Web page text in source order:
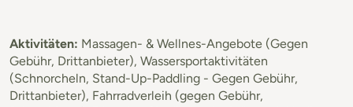
Aktivitäten: Massagen- & Wellnes-Angebote (Gegen
Gebühr, Drittanbieter), Wassersportaktivitäten
(Schnorcheln, Stand-Up-Paddling - Gegen Gebühr,
Drittanbieter), Fahrradverleih (gegen Gebühr,